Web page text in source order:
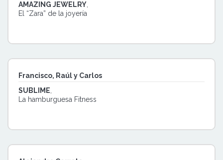
AMAZING JEWELRY
El “Zara” de la joyería
Francisco, Raúl y Carlos
SUBLIME
La hamburguesa Fitness